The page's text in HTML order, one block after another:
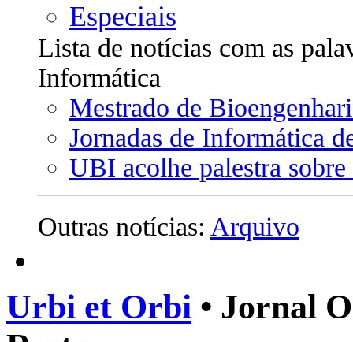
Especiais
Lista de notícias com as
Informática
Mestrado de
Jornadas de Informática
UBI acolhe palestra
Outras notícias: Arquivo
Urbi et Orbi • Jornal